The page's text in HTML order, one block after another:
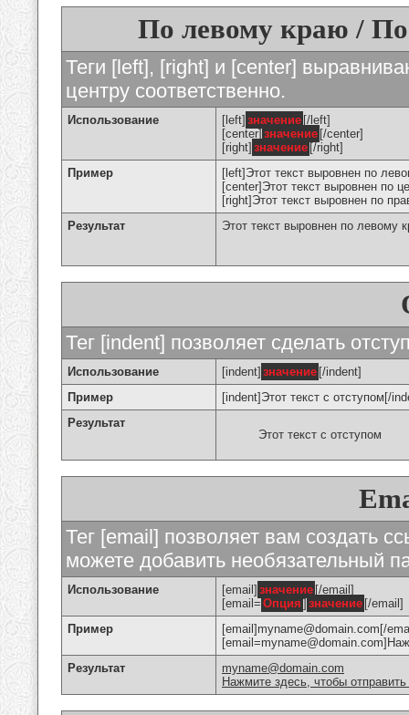
По левому краю /
Теги [left], [right] и [center]
центру соответственно.
Использование [left] значение [/left]
[center] значение [/center]
[right] значение [/right]
Пример
[left]Этот текст выровнен по
[center]Этот текст выровнен по
[right]Этот текст выровнен по
Результат
Этот текст выровнен по левому
Тег [indent] позволяет сделать
Использование [indent] значение [/indent]
Пример
[indent]Этот текст с отступом[/
Результат
Этот текст с отступом
Тег [email] позволяет вам создать
можете добавить необязательный
Использование [email] значение [/email]
[email= Опция ] значение [/email]
Пример
[email]myname@domain.com[/
Результат
myname@domain.com
Нажмите здесь, чтобы